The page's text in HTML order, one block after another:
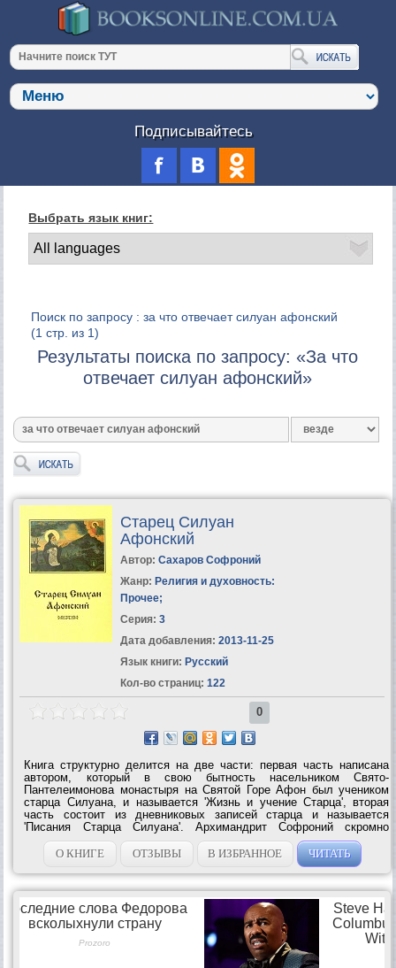
Подписывайтесь
Выбрать язык книг:
Поиск по запросу : за что отвечает силуан афонский
(1 стр. из 1)
Результаты поиска по запросу: «За что
отвечает силуан афонский»
Старец Силуан
Афонский
Автор: Сахаров Софроний
Жанр: Религия и духовность:
Прочее;
Серия: 3
Дата добавления: 2013-11-25
Язык книги: Русский
Кол-во страниц: 122
0
Книга структурно делится на две части: первая часть написана
автором, который в свою бытность насельником Свято-
Пантелеимонова монастыря на Святой Горе Афон был учеником
старца Силуана, и называется 'Жизнь и учение Старца', вторая
часть состоит из дневниковых записей старца и называется
'Писания Старца Силуана'. Архимандрит Софроний скромно
назвал свой книжный труд 'житием', то есть он попытался лишь в
меру сил дать образ своего...
О КНИГЕ ОТЗЫВЫ В ИЗБРАННОЕ ЧИТАТЬ